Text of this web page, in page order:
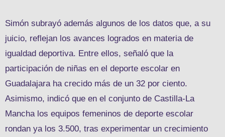
Simón subrayó además algunos de los datos que, a su
juicio, reflejan los avances logrados en materia de
igualdad deportiva. Entre ellos, señaló que la
participación de niñas en el deporte escolar en
Guadalajara ha crecido más de un 32 por ciento.
Asimismo, indicó que en el conjunto de Castilla-La
Mancha los equipos femeninos de deporte escolar
rondan ya los 3.500, tras experimentar un crecimiento